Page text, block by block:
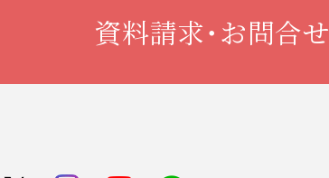
資料請求・お問合せ